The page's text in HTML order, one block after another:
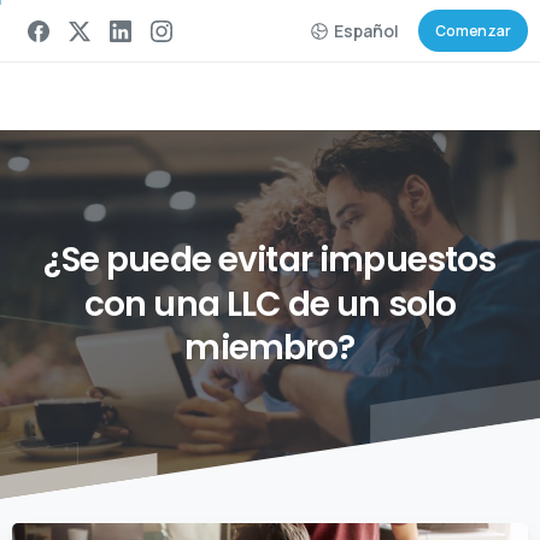
Español Comenzar
¿Se puedeevitarimpuestos
con unaLLCde un solo
miembro?